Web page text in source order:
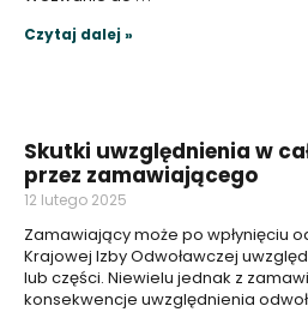
Czytaj dalej »
Skutki uwzględnienia w
przez zamawiającego
12 lutego 2025
Zamawiający może po wpłynięciu
Krajowej Izby Odwoławczej
lub części. Niewielu jednak z
konsekwencje uwzględnienia